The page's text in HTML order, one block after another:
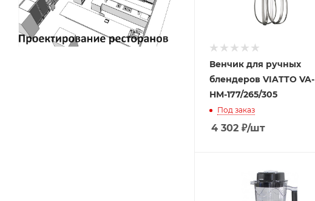
Венчик для ручных
блендеров VIATTO VA-
HM-177/265/305
Под заказ
4 302 ₽/шт